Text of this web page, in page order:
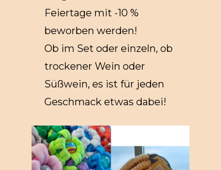
Feiertage mit -10 %
beworben werden!
Ob im Set oder einzeln, ob
trockener Wein oder
Süßwein, es ist für jeden
Geschmack etwas dabei!